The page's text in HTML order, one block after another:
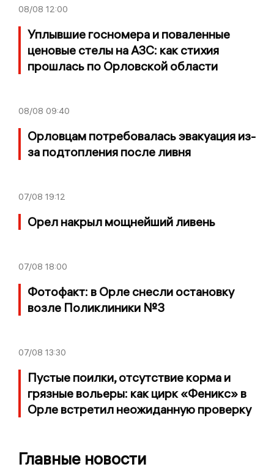
08/08 12:00
Уплывшие госномера и поваленные
ценовые стелы на АЗС: как стихия
прошлась по Орловской области
08/08 09:40
Орловцам потребовалась эвакуация из-
за подтопления после ливня
07/08 19:12
Орел накрыл мощнейший ливень
07/08 18:00
Фотофакт: в Орле снесли остановку
возле Поликлиники №3
07/08 13:30
Пустые поилки, отсутствие корма и
грязные вольеры: как цирк «Феникс» в
Орле встретил неожиданную проверку
Главные новости